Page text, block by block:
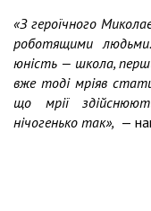
«З героїчного
роботящими
юність — школа,
вже тоді мріяв
що мрії
нічогенько так», —